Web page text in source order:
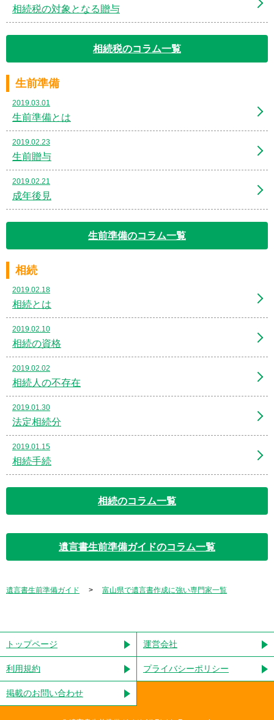
相続税の対象となる贈与
相続税のコラム一覧
生前準備
2019.03.01
生前準備とは
2019.02.23
生前贈与
2019.02.21
成年後見
生前準備のコラム一覧
相続
2019.02.18
相続とは
2019.02.10
相続の資格
2019.02.02
相続人の不存在
2019.01.30
法定相続分
2019.01.15
相続手続
相続のコラム一覧
遺言書生前準備ガイドのコラム一覧
遺言書生前準備ガイド 富山県で遺言書作成に強い専門家一覧
トップページ 運営会社
利用規約 プライバシーポリシー
掲載のお問い合わせ